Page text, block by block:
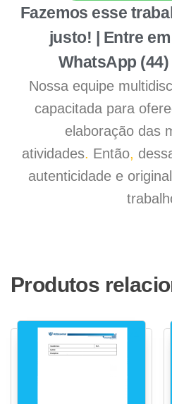
Fazemos esse
justo! | Entre
WhatsApp (44)
Nossa equipe
capacitada para
elaboração das
atividades. Então,
autenticidade e
Produtos